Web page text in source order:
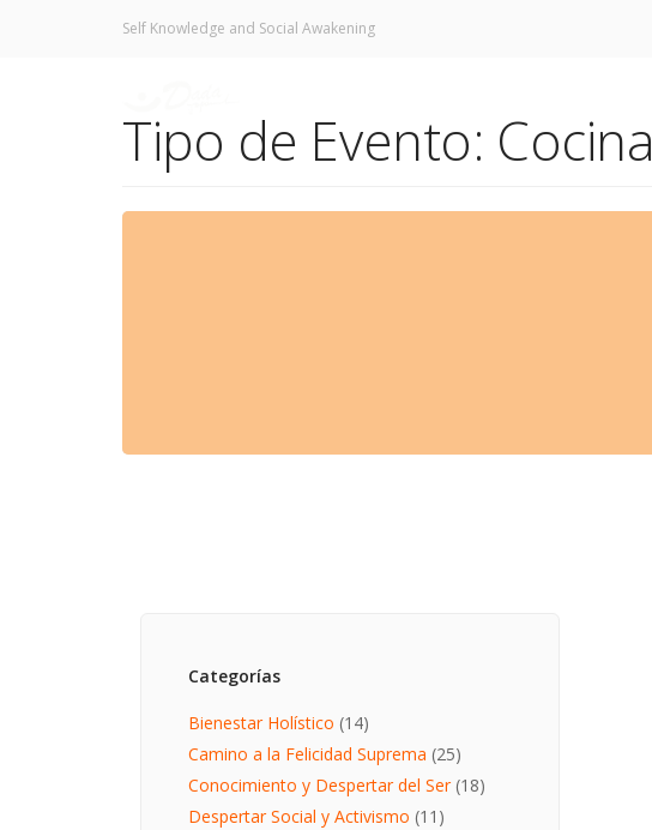
Self Knowledge and Social Awakening
Tipo de Evento: Cocina
Categorías
Bienestar Holístico (14)
Camino a la Felicidad Suprema (25)
Conocimiento y Despertar del Ser(18)
Despertar Social y Activismo (11)